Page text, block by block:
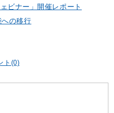
ビナー」開催レポート
の移行
ト(0)